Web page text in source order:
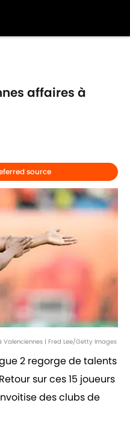
affaires à
source
| Fred Lee/Getty Images
2 regorge de talents
sur ces 15 joueurs
des clubs de